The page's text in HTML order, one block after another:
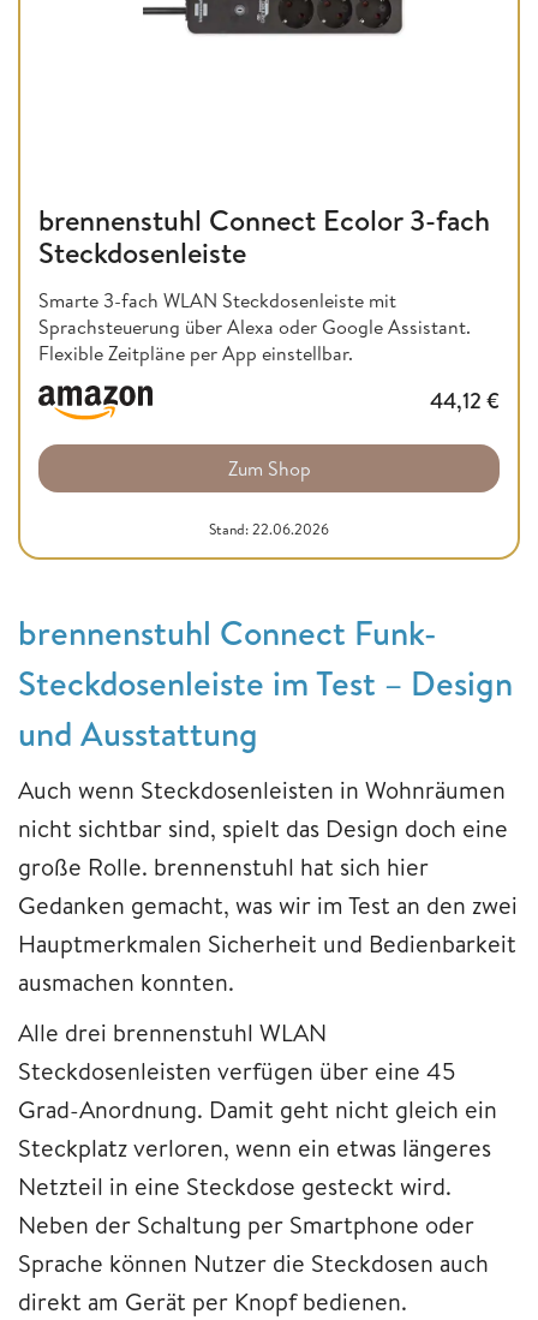
brennenstuhl Connect Ecolor 3-fach
Steckdosenleiste
Smarte 3-fach WLAN Steckdosenleiste mit
Sprachsteuerung über Alexa oder Google Assistant.
Flexible Zeitpläne per App einstellbar.
44,12 €
Zum Shop
Stand: 22.06.2026
brennenstuhl Connect Funk-
Steckdosenleiste im Test – Design
und Ausstattung
Auch wenn Steckdosenleisten in Wohnräumen
nicht sichtbar sind, spielt das Design doch eine
große Rolle. brennenstuhl hat sich hier
Gedanken gemacht, was wir im Test an den zwei
Hauptmerkmalen Sicherheit und Bedienbarkeit
ausmachen konnten.
Alle drei brennenstuhl WLAN
Steckdosenleisten verfügen über eine 45
Grad-Anordnung. Damit geht nicht gleich ein
Steckplatz verloren, wenn ein etwas längeres
Netzteil in eine Steckdose gesteckt wird.
Neben der Schaltung per Smartphone oder
Sprache können Nutzer die Steckdosen auch
direkt am Gerät per Knopf bedienen.